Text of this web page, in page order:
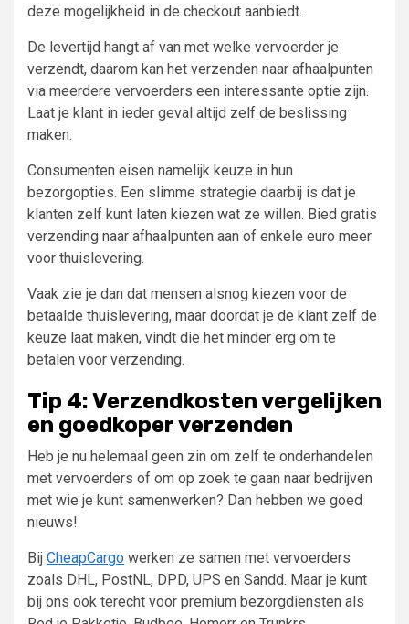
deze mogelijkheid in de checkout aanbiedt.
De levertijd hangt af van met welke vervoerder je
verzendt, daarom kan het verzenden naar afhaalpunten
via meerdere vervoerders een interessante optie zijn.
Laat je klant in ieder geval altijd zelf de beslissing
maken.
Consumenten eisen namelijk keuze in hun
bezorgopties. Een slimme strategie daarbij is dat je
klanten zelf kunt laten kiezen wat ze willen. Bied gratis
verzending naar afhaalpunten aan of enkele euro meer
voor thuislevering.
Vaak zie je dan dat mensen alsnog kiezen voor de
betaalde thuislevering, maar doordat je de klant zelf de
keuze laat maken, vindt die het minder erg om te
betalen voor verzending.
Tip 4: Verzendkosten vergelijken
en goedkoper verzenden
Heb je nu helemaal geen zin om zelf te onderhandelen
met vervoerders of om op zoek te gaan naar bedrijven
met wie je kunt samenwerken? Dan hebben we goed
nieuws!
Bij CheapCargo werken ze samen met vervoerders
zoals DHL, PostNL, DPD, UPS en Sandd. Maar je kunt
bij ons ook terecht voor premium bezorgdiensten als